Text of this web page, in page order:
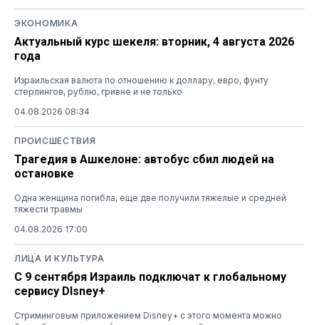
ЭКОНОМИКА
Актуальный курс шекеля: вторник, 4 августа 2026
года
Израильская валюта по отношению к доллару, евро, фунту
стерлингов, рублю, гривне и не только
04.08.2026 08:34
ПРОИСШЕСТВИЯ
Трагедия в Ашкелоне: автобус сбил людей на
остановке
Одна женщина погибла, еще две получили тяжелые и средней
тяжести травмы
04.08.2026 17:00
ЛИЦА И КУЛЬТУРА
С 9 сентября Израиль подключат к глобальному
сервису DIsney+
Стриминговым приложением Disney+ с этого момента можно